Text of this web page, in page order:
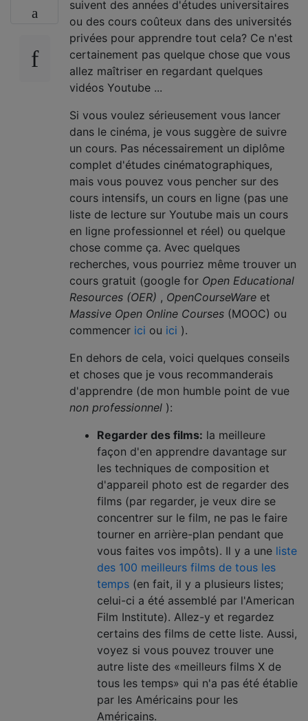
suivent des années d'études universitaires
ou des cours coûteux dans des universités
privées pour apprendre tout cela? Ce n'est
certainement pas quelque chose que vous
allez maîtriser en regardant quelques
vidéos Youtube ...
Si vous voulez sérieusement vous lancer
dans le cinéma, je vous suggère de suivre
un cours. Pas nécessairement un diplôme
complet d'études cinématographiques,
mais vous pouvez vous pencher sur des
cours intensifs, un cours en ligne (pas une
liste de lecture sur Youtube mais un cours
en ligne professionnel et réel) ou quelque
chose comme ça. Avec quelques
recherches, vous pourriez même trouver un
cours gratuit (google for Open Educational
Resources (OER) , OpenCourseWare et
Massive Open Online Courses (MOOC) ou
commencer ici ou ici ).
En dehors de cela, voici quelques conseils
et choses que je vous recommanderais
d'apprendre (de mon humble point de vue
non professionnel ):
Regarder des films: la meilleure
façon d'en apprendre davantage sur
les techniques de composition et
d'appareil photo est de regarder des
films (par regarder, je veux dire se
concentrer sur le film, ne pas le faire
tourner en arrière-plan pendant que
vous faites vos impôts). Il y a une liste
des 100 meilleurs films de tous les
temps (en fait, il y a plusieurs listes;
celui-ci a été assemblé par l'American
Film Institute). Allez-y et regardez
certains des films de cette liste. Aussi,
voyez si vous pouvez trouver une
autre liste des «meilleurs films X de
tous les temps» qui n'a pas été établie
par les Américains pour les
Américains.